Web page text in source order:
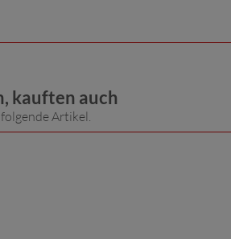
kauften auch
Artikel.